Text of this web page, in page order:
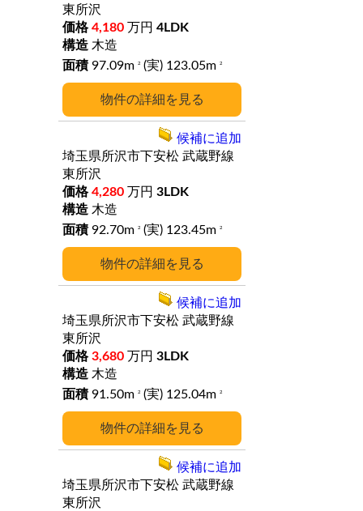
詳細
東所沢
4,180 万円 4LDK
木造
97.09m
2 (実) 123.05m 2
詳細
埼玉県所沢市下安松 武蔵野線
東所沢
4,280 万円 3LDK
木造
92.70m
2 (実) 123.45m 2
候補に追加
詳細
埼玉県所沢市下安松 武蔵野線
東所沢
3,680 万円 3LDK
木造
91.50m
2 (実) 125.04m 2
候補に追加
埼玉県所沢市下安松 武蔵野線
東所沢
候補に追加